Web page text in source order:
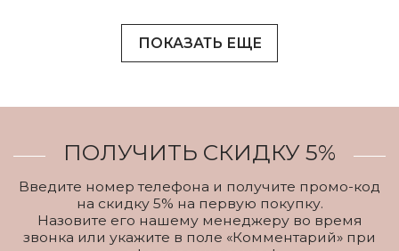
ПОКАЗАТЬ ЕЩЕ
ПОЛУЧИТЬ СКИДКУ 5%
Введите номер телефона и получите промо-код
на скидку 5% на первую покупку.
Назовите его нашему менеджеру во время
звонка или укажите в поле «Комментарий» при